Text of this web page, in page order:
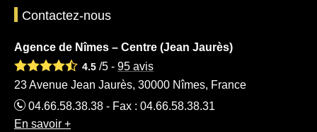
Contactez-nous
Agence de Nîmes – Centre (Jean Jaurès)
4.5 /5 - 95 avis
23 Avenue Jean Jaurès, 30000 Nîmes, France
04.66.58.38.38 - Fax : 04.66.58.38.31
En savoir +